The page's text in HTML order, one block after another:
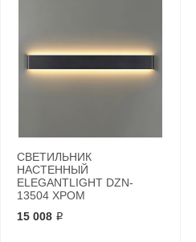
СВЕТИЛЬНИК
НАСТЕННЫЙ
ELEGANTLIGHT DZN-
13504 ХРОМ
15 008 ₽